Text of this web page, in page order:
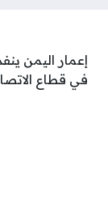
إعمار اليمن
في قطاع